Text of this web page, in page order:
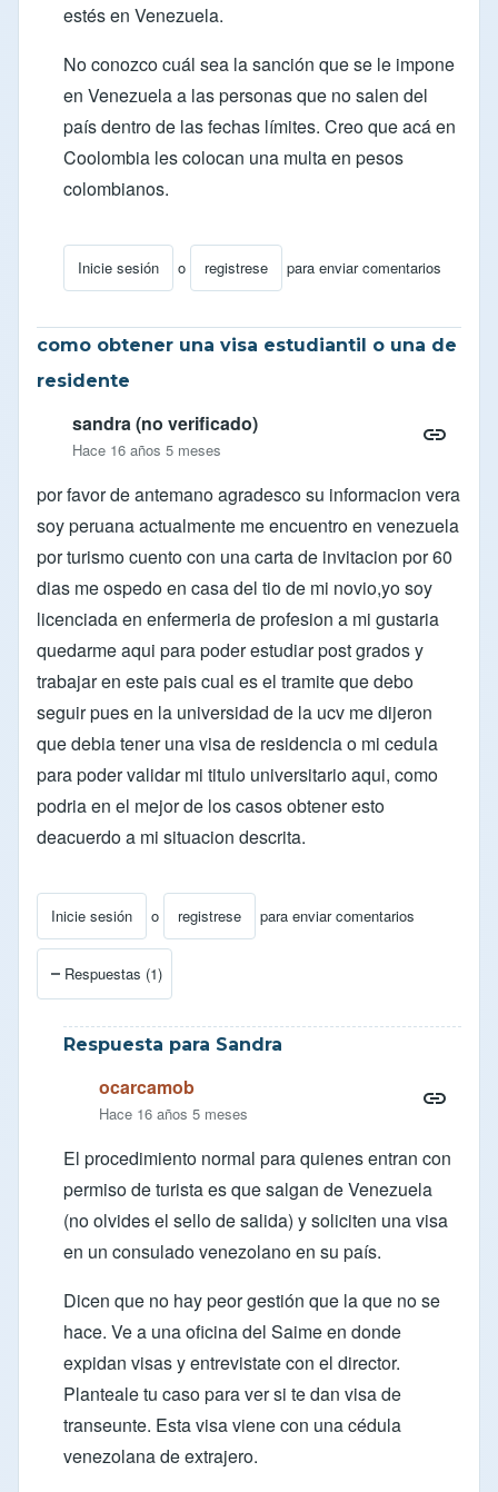
estés en Venezuela.
No conozco cuál sea la sanción que se le impone
en Venezuela a las personas que no salen del
país dentro de las fechas límites. Creo que acá en
Coolombia les colocan una multa en pesos
colombianos.
Inicie sesión o registrese para enviar comentarios
En respuesta a Ilegal argentinoporAlejandro (no
como obtener una visa estudiantil o una de
residente
sandra (no verificado)
Hace 16 años 5 meses
por favor de antemano agradesco su informacion vera
soy peruana actualmente me encuentro en venezuela
por turismo cuento con una carta de invitacion por 60
dias me ospedo en casa del tio de mi novio,yo soy
licenciada en enfermeria de profesion a mi gustaria
quedarme aqui para poder estudiar post grados y
trabajar en este pais cual es el tramite que debo
seguir pues en la universidad de la ucv me dijeron
que debia tener una visa de residencia o mi cedula
para poder validar mi titulo universitario aqui, como
podria en el mejor de los casos obtener esto
deacuerdo a mi situacion descrita.
Inicie sesión o registrese para enviar comentarios
Respuestas (1)
Respuesta para Sandra
ocarcamob
Hace 16 años 5 meses
El procedimiento normal para quienes entran con
permiso de turista es que salgan de Venezuela
(no olvides el sello de salida) y soliciten una visa
en un consulado venezolano en su país.
Dicen que no hay peor gestión que la que no se
hace. Ve a una oficina del Saime en donde
expidan visas y entrevistate con el director.
Planteale tu caso para ver si te dan visa de
transeunte. Esta visa viene con una cédula
venezolana de extrajero.